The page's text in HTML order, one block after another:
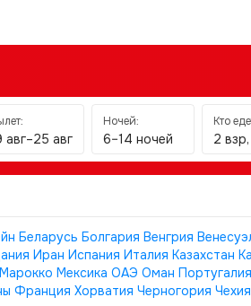
авг–25 авг
Ночей:
6–14 ночей
Кто
2
Беларусь Болгария Венгрия
Иран Испания Италия Казахстан
Марокко Мексика ОАЭ Оман Португалия
Франция Хорватия Черногория Чехия